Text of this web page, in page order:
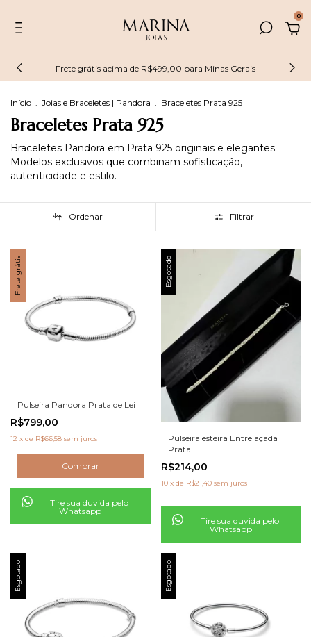
0
Frete grátis acima de R$499,00 para Minas Gerais
Início . Joias e Braceletes | Pandora . Braceletes Prata 925
Braceletes Prata 925
Braceletes Pandora em Prata 925 originais e elegantes.
Modelos exclusivos que combinam sofisticação,
autenticidade e estilo.
Ordenar Filtrar
Frete grátis
Pulseira Pandora Prata de Lei
R$799,00
12 x de R$66,58 sem juros
Tire sua duvida pelo
Whatsapp
Esgotado
Pulseira esteira Entrelaçada
Prata
R$214,00
10 x de R$21,40 sem juros
Tire sua duvida pelo
Whatsapp
Esgotado Esgotado